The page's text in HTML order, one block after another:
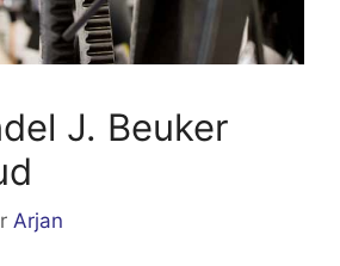
J. Beuker
Arjan